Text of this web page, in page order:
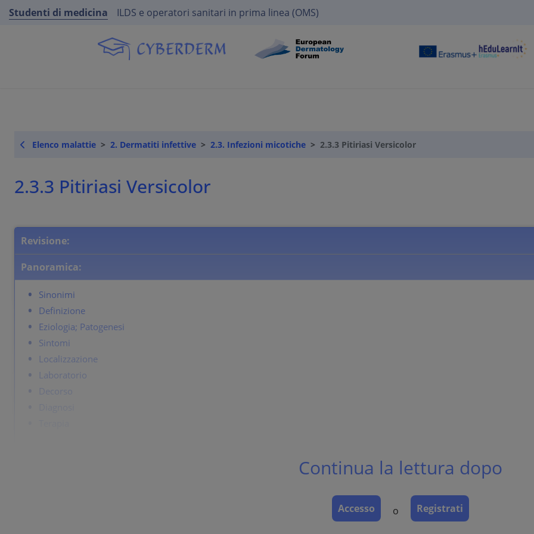
Studenti di medicina ILDS e operatori sanitari in prima linea (OMS)
Elenco malattie 2. Dermatiti infettive 2.3. Infezioni micotiche 2.3.3 Pitiriasi Versicolor
2.3.3 Pitiriasi Versicolor
Revisione:
Panoramica:
Sinonimi
Definizione
Eziologia; Patogenesi
Sintomi
Localizzazione
Laboratorio
Decorso
Continua la lettura dopo
Accesso o Registrati